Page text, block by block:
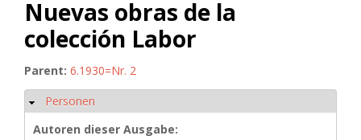
Nuevas obras de la
colección Labor
Parent: 6.1930=Nr. 2
Hide
Personen
Autoren dieser Ausgabe: